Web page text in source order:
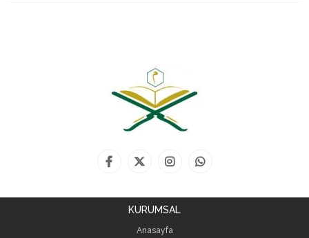
KURUMSAL
Anasayfa